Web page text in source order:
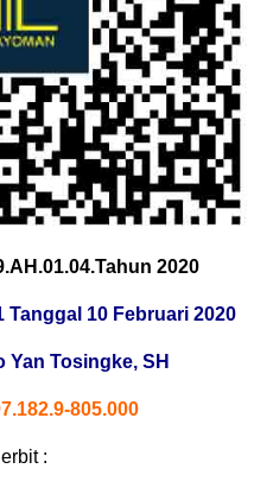
2020
10 Februari 2020
Yan Tosingke, SH
805.000
: